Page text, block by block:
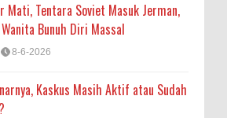
Mati, Tentara Soviet Masuk Jerman,
Bunuh Diri Massal
8-6-2026
Kaskus Masih Aktif atau Sudah